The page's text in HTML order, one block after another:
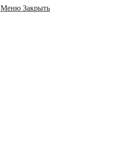
Меню Закрыть